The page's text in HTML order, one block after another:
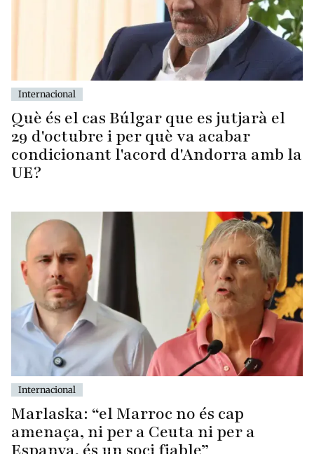
Internacional
Què és el cas Búlgar que es jutjarà el
29 d'octubre i per què va acabar
condicionant l'acord d'Andorra amb la
UE?
Internacional
Marlaska: “el Marroc no és cap
amenaça, ni per a Ceuta ni per a